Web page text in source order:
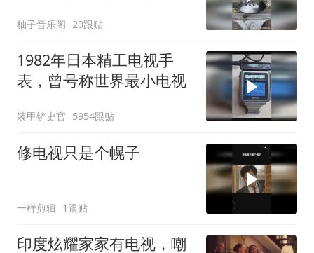
柚子音乐阁 20跟贴
1982年日本精工电视手
表，曾号称世界最小电视
装甲铲史官 5954跟贴
修电视只是个幌子
一样剪辑 1跟贴
印度炫耀家家有电视，嘲